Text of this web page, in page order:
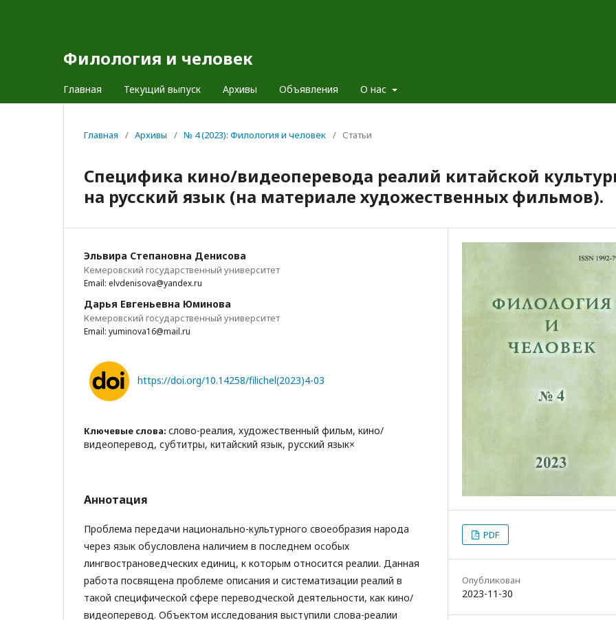
Филология и человек
Главная Текущий выпуск Архивы Объявления О нас
Главная / Архивы / № 4 (2023): Филология и человек / Статьи
Специфика кино/видеоперевода реалий китайской
на русский язык (на материале художественных фильмов).
Эльвира Степановна Денисова
Кемеровский государственный университет
Email: elvdenisova@yandex.ru
Дарья Евгеньевна Юминова
Кемеровский государственный университет
Email: yuminova16@mail.ru
https://doi.org/10.14258/filichel(2023)4-03
Ключевые слова: слово-реалия, художественный фильм, кино/
видеоперевод, субтитры, китайский язык, русский язык×
Аннотация
Проблема передачи национально-культурного своеобразия народа
через язык обусловлена наличием в последнем особых
лингвострановедческих единиц, к которым относится реалии. Данная
работа посвящена проблеме описания и систематизации реалий в
такой специфической сфере переводческой деятельности, как кино/
видеоперевод. Объектом исследования выступили слова-реалии
PDF
Опубликован
2023-11-30